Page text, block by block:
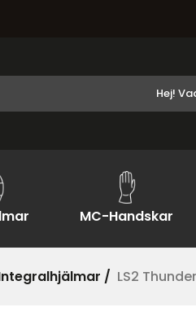
MC-Handskar
/ LS2